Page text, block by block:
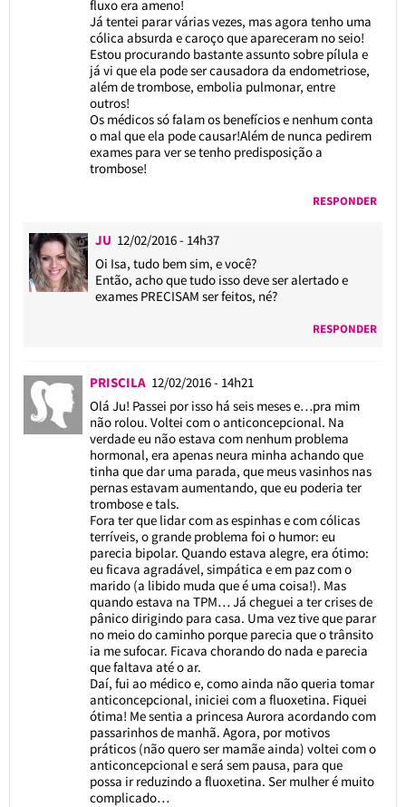
fluxo era ameno!
Já tentei parar várias vezes, mas agora tenho uma
cólica absurda e caroço que apareceram no seio!
Estou procurando bastante assunto sobre pílula e
já vi que ela pode ser causadora da endometriose,
além de trombose, embolia pulmonar, entre
outros!
Os médicos só falam os benefícios e nenhum conta
o mal que ela pode causar!Além de nunca pedirem
exames para ver se tenho predisposição a
trombose!
RESPONDER
JU 12/02/2016 - 14h37
Oi Isa, tudo bem sim, e você?
Então, acho que tudo isso deve ser alertado e
exames PRECISAM ser feitos, né?
RESPONDER
PRISCILA 12/02/2016 - 14h21
Olá Ju! Passei por isso há seis meses e…pra mim
não rolou. Voltei com o anticoncepcional. Na
verdade eu não estava com nenhum problema
hormonal, era apenas neura minha achando que
tinha que dar uma parada, que meus vasinhos nas
pernas estavam aumentando, que eu poderia ter
trombose e tals.
Fora ter que lidar com as espinhas e com cólicas
terríveis, o grande problema foi o humor: eu
parecia bipolar. Quando estava alegre, era ótimo:
eu ficava agradável, simpática e em paz com o
marido (a libido muda que é uma coisa!). Mas
quando estava na TPM… Já cheguei a ter crises de
pânico dirigindo para casa. Uma vez tive que parar
no meio do caminho porque parecia que o trânsito
ia me sufocar. Ficava chorando do nada e parecia
que faltava até o ar.
Daí, fui ao médico e, como ainda não queria tomar
anticoncepcional, iniciei com a fluoxetina. Fiquei
ótima! Me sentia a princesa Aurora acordando com
passarinhos de manhã. Agora, por motivos
práticos (não quero ser mamãe ainda) voltei com o
anticoncepcional e será sem pausa, para que
possa ir reduzindo a fluoxetina. Ser mulher é muito
complicado…